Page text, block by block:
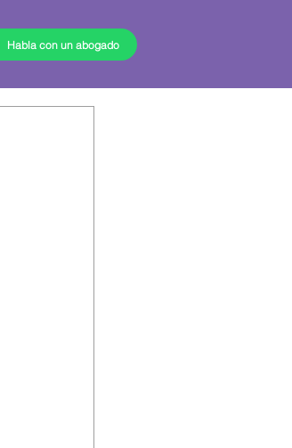
Habla con un abogado